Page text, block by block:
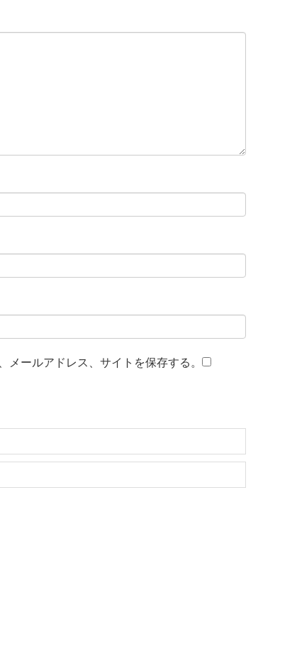
ールアドレス、サイトを保存する。